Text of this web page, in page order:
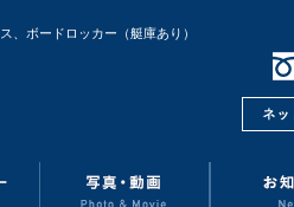
、ボードロッカー（艇庫あり）